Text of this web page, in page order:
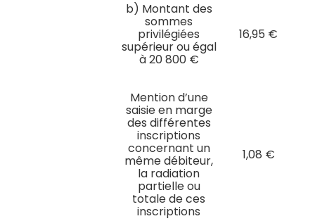
b) Montant des
sommes
privilégiées
supérieur ou égal
à 20 800 €
16,95 €
Mention d’une
saisie en marge
des différentes
inscriptions
concernant un
même débiteur,
la radiation
partielle ou
totale de ces
inscriptions
1,08 €